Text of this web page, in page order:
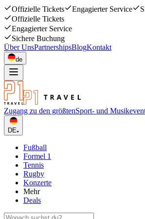
Offizielle Tickets Engagierter Service
Offizielle Tickets
Engagierter Service
Sichere Buchung
Über UnsPartnershipsBlogKontakt
de
Zugang zu den größtenSport- und
DE
Fußball
Formel 1
Tennis
Rugby
Konzerte
Mehr
Deals